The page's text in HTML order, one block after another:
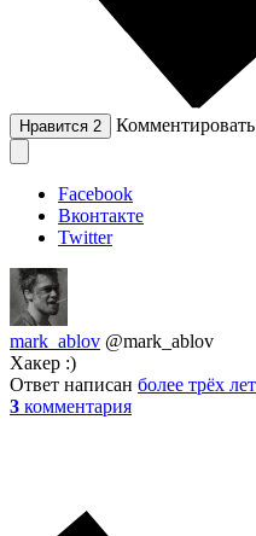
Нравится 2 Комментировать
Facebook
Вконтакте
Twitter
mark_ablov @mark_ablov
Хакер :)
Ответ написан более трёх
3 комментария